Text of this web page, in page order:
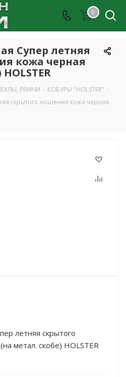
0
Супер летняя
кожа черная
РЕМНИ - КОБУРЫ "HOLSTER" -
скрытого ношения кожа черная
летняя скрытого
метал. скобе) HOLSTER